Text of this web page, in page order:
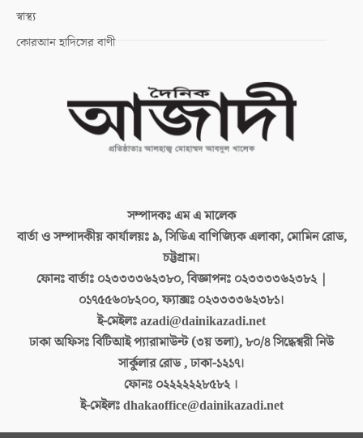
স্বাস্থ্য
কোরআন হাদিসের বাণী
সম্পাদকঃএম এ মালেক
বার্তা ও সম্পাদকীয় কার্যালয়ঃ৯, সিডিএ বাণিজ্যিক এলাকা, মোমিন রোড,
চট্টগ্রাম।
ফোনঃ বার্তাঃ ০২৩৩৩৩৬২৩৮০, বিজ্ঞাপনঃ ০২৩৩৩৩৬২৩৮২ |
০১৭৫৫৬০৮২০০, ফ্যাক্সঃ ০২৩৩৩৩৬২৩৮১।
ই-মেইলঃazadi@dainikazadi.net
ঢাকা অফিসঃবিটিআই প্যারামাউন্ট (৩য় তলা), ৮০/৪ সিদ্ধেশ্বরী নিউ
সার্কুলার রোড , ঢাকা-১২১৭।
ফোনঃ ০২২২২২২৮৫৮২ ।
ই-মেইলঃdhakaoffice@dainikazadi.net